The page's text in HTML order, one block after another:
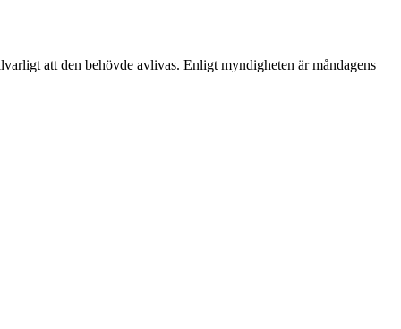
att den behövde avlivas. Enligt myndigheten är måndagens